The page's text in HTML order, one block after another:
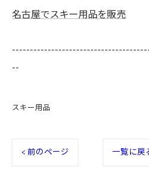
名古屋でスキー用品を販売
--
スキー用品
< 前のページ 一覧に戻